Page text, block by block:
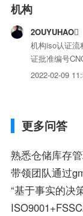
机构
2OUYUHAO
机构iso认证流
证批准编号
认证环境管理
孙丕春电话
2022-02-09
更多问答
带领团队通过
“基于事实的决